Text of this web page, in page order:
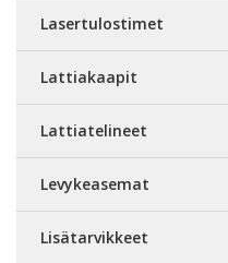
Lasertulostimet
Lattiakaapit
Lattiatelineet
Levykeasemat
Lisätarvikkeet